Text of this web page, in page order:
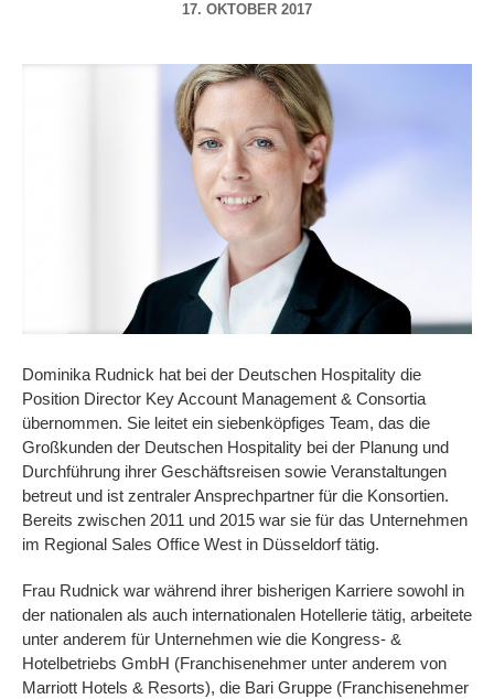
17. OKTOBER 2017
Dominika Rudnick hat bei der Deutschen Hospitality die
Position Director Key Account Management & Consortia
übernommen. Sie leitet ein siebenköpfiges Team, das die
Großkunden der Deutschen Hospitality bei der Planung und
Durchführung ihrer Geschäftsreisen sowie Veranstaltungen
betreut und ist zentraler Ansprechpartner für die Konsortien.
Bereits zwischen 2011 und 2015 war sie für das Unternehmen
im Regional Sales Office West in Düsseldorf tätig.
Frau Rudnick war während ihrer bisherigen Karriere sowohl in
der nationalen als auch internationalen Hotellerie tätig, arbeitete
unter anderem für Unternehmen wie die Kongress- &
Hotelbetriebs GmbH (Franchisenehmer unter anderem von
Marriott Hotels & Resorts), die Bari Gruppe (Franchisenehmer